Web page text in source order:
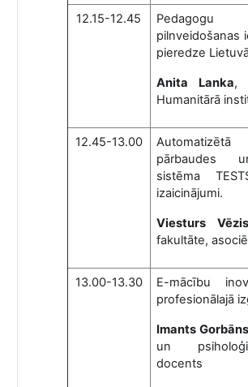
12.15-12.45
Pedagogu
pilnveidošanas
pieredze
Anita Lanka,
Humanitārā
12.45-13.00
pārbaudes
sistēma
izaicinājumi.
Viesturs
fakultāte,
13.00-13.30
E-mācību
profesionālajā
Imants Gorbāns
un
docents